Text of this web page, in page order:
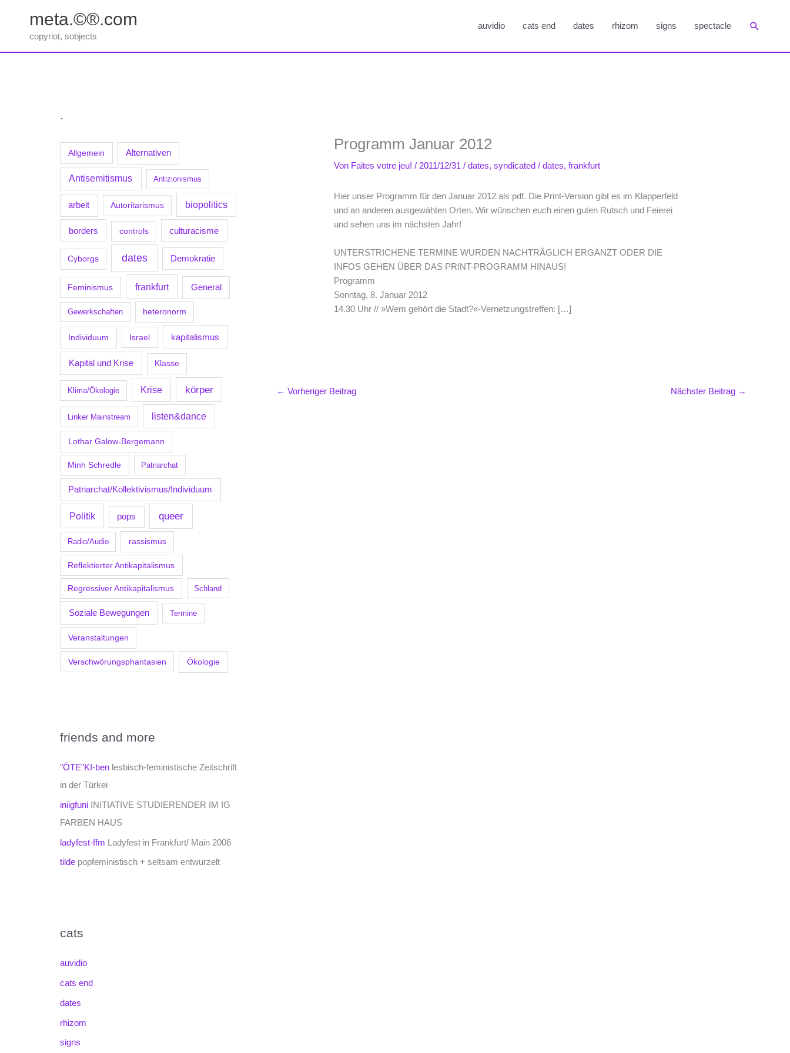
springen
meta.©®.com
copyriot, sobjects
auvidio cats end dates rhizom signs spectacle Suchen
.
Allgemein Alternativen
Antisemitismus Antizionismus
arbeit Autoritarismus biopolitics
borders controls culturacisme
Cyborgs dates Demokratie
Feminismus frankfurt General
Gewerkschaften heteronorm
Individuum Israel kapitalismus
Kapital und Krise Klasse
Klima/Ökologie Krise körper
Linker Mainstream listen&dance
Lothar Galow-Bergemann
Minh Schredle Patriarchat
Patriarchat/Kollektivismus/Individuum
Politik pops queer
Radio/Audio rassismus
Reflektierter Antikapitalismus
Regressiver Antikapitalismus Schland
Soziale Bewegungen Termine
Veranstaltungen
Verschwörungsphantasien Ökologie
friends and more
"ÖTE"KI-ben lesbisch-feministische Zeitschrift
in der Türkei
iniigfuni INITIATIVE STUDIERENDER IM IG
FARBEN HAUS
ladyfest-ffm Ladyfest in Frankfurt/ Main 2006
tilde popfeministisch + seltsam entwurzelt
cats
auvidio
cats end
dates
rhizom
signs
Programm Januar 2012
Von Faites votre jeu!/ 2011/12/31/dates,syndicated /dates,frankfurt
Hier unser Programm für den Januar 2012 als pdf. Die Print-Version gibt es im Klapperfeld
und an anderen ausgewähten Orten. Wir wünschen euch einen guten Rutsch und Feierei
und sehen uns im nächsten Jahr!
UNTERSTRICHENE TERMINE WURDEN NACHTRÄGLICH ERGÄNZT ODER DIE
INFOS GEHEN ÜBER DAS PRINT-PROGRAMM HINAUS!
Programm
Sonntag, 8. Januar 2012
14.30 Uhr // »Wem gehört die Stadt?«-Vernetzungstreffen: […]
← Vorheriger Beitrag Nächster Beitrag →